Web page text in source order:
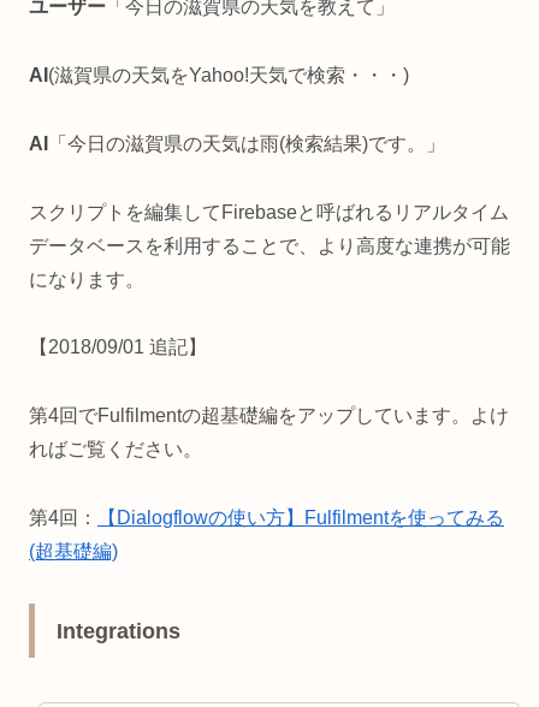
ユーザー 「今日の滋賀県の天気を教えて」
AI (滋賀県の天気をYahoo!天気で検索・・・)
AI 「今日の滋賀県の天気は雨(検索結果)です。」
スクリプトを編集してFirebaseと呼ばれるリアルタイム
データベースを利用することで、より高度な連携が可能
になります。
【2018/09/01 追記】
第4回でFulfilmentの超基礎編をアップしています。よけ
ればご覧ください。
第4回：
【Dialogflowの使い方】Fulfilmentを使ってみる
(超基礎編)
Integrations